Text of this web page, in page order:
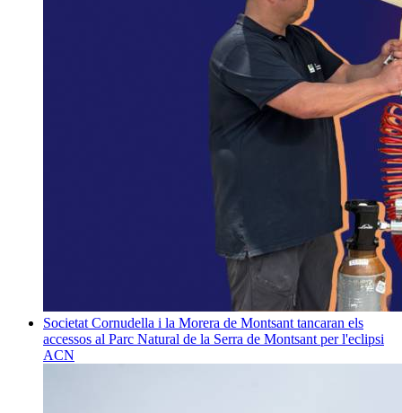
Societat Cornudella i la Morera de Montsant tancaran els
accessos al Parc Natural de la Serra de Montsant per l'eclipsi
ACN